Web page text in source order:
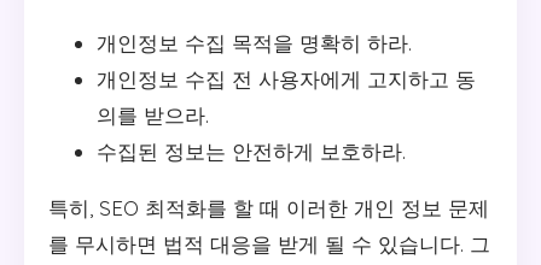
개인정보 수집 목적을 명확히 하라.
개인정보 수집 전 사용자에게 고지하고 동
의를 받으라.
수집된 정보는 안전하게 보호하라.
특히, SEO 최적화를 할 때 이러한 개인 정보 문제
를 무시하면 법적 대응을 받게 될 수 있습니다. 그